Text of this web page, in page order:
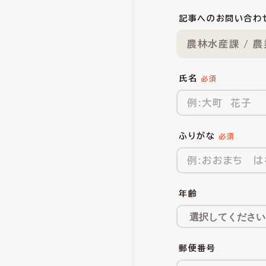
記事へのお問い合わ
農林水産課 / 農
氏名
ふりがな
年齢
郵便番号